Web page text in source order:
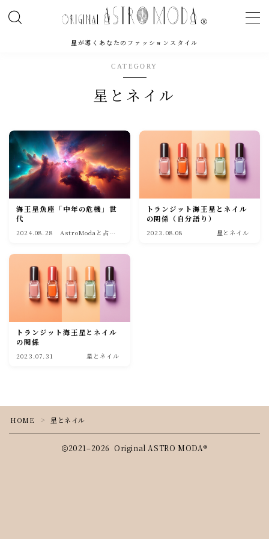
星が導くあなたのファッションスタイル
著者紹介
Counseling
Salon
Staff
About us
BASE
プライバシーポリシー
Follow Me
CATEGORY
星とネイル
海王星魚座「中年の危機」世
代
2024.08.28
AstroModaと占星
トランジット海王星とネイル
の関係（自分語り）
2023.08.08 星とネイル
トランジット海王星とネイル
の関係
2023.07.31 星とネイル
HOME ＞ 星とネイル
2021–2026 Original ASTRO MODA®︎